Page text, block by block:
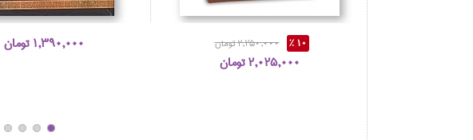
10 % 2,250,000 تومان
2,025,000 تومان
1,390,000 تومان